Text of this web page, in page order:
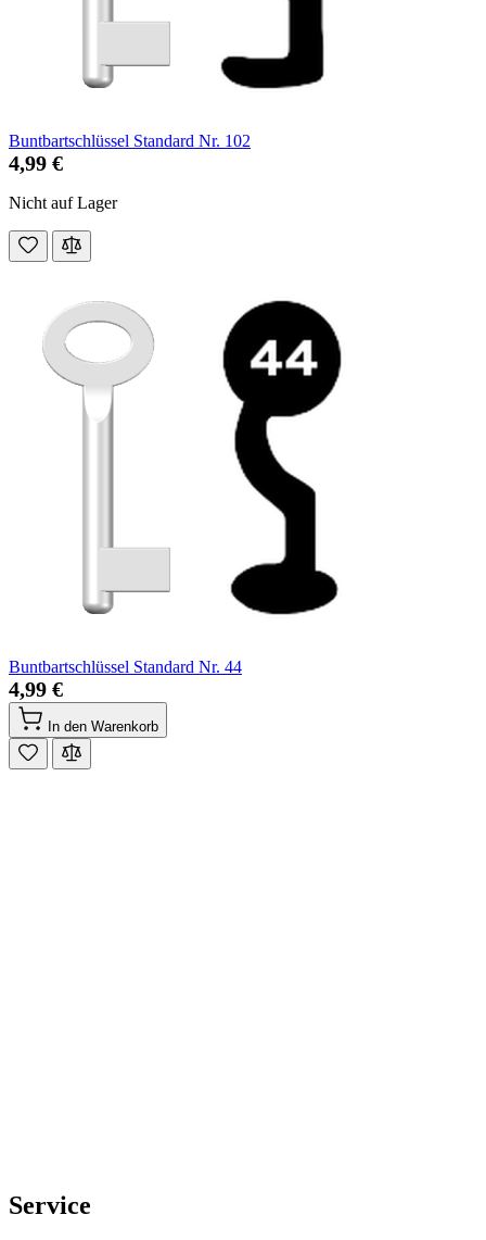
Buntbartschlüssel Standard Nr. 102
4,99 €
Nicht auf Lager
Buntbartschlüssel Standard Nr. 44
4,99 €
In den Warenkorb
Service